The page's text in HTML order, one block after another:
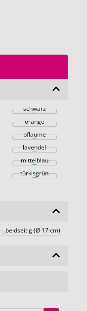
schwarz
orange
pflaume
lavendel
mittelblau
türkisgrün
beidseitig (Ø 17 cm)